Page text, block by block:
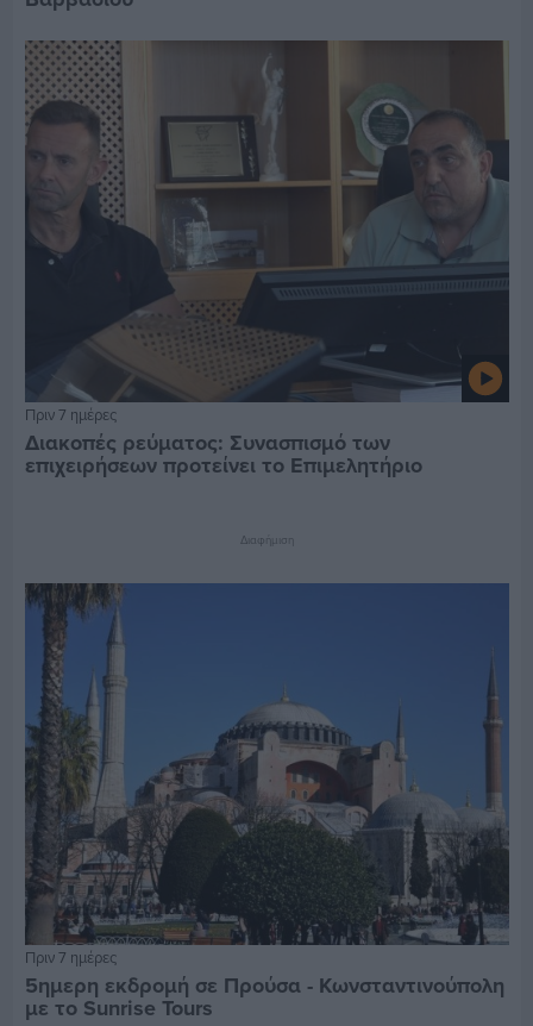
Πριν 7 ημέρες
Διακοπές ρεύματος: Συνασπισμό των
επιχειρήσεων προτείνει το Επιμελητήριο
Διαφήμιση
Πριν 7 ημέρες
5ημερη εκδρομή σε Προύσα - Κωνσταντινούπολη
με το Sunrise Tours